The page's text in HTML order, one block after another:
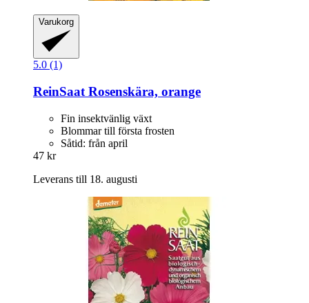
Varukorg
5.0 (1)
ReinSaat Rosenskära, orange
Fin insektvänlig växt
Blommar till första frosten
Såtid: från april
47 kr
Leverans till 18. augusti